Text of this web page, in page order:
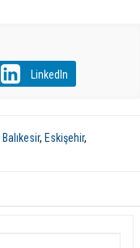
LinkedIn
Balıkesir, Eskişehir,